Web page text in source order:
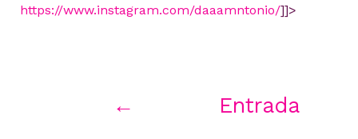
https://www.instagram.com/daaamntonio/]]>
←
Entrada